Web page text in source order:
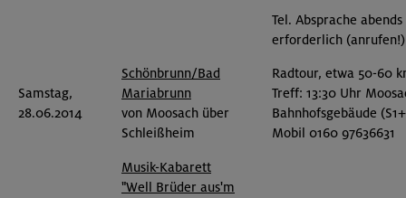
Tel. Absprache abends
erforderlich (anrufen!)
Samstag,
28.06.2014
Schönbrunn/Bad
Mariabrunn
von Moosach über
Schleißheim
Radtour, etwa 50-60
Treff: 13:30 Uhr
Bahnhofsgebäude
Mobil 0160 97636631
Musik-Kabarett
"Well Brüder aus'm